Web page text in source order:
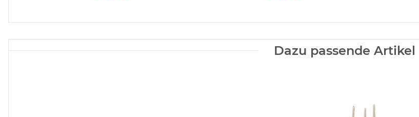
Dazu passende Artikel